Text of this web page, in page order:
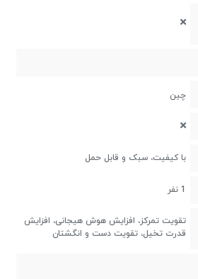
چین
با کیفیت، سبک و قابل حمل
1 نفر
تقویت تمرکز، افزایش هوش هیجانی، افزایش
قدرت تخیل، تقویت دست و انگشتان